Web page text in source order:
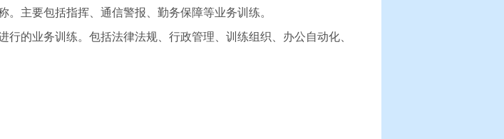
主要包括指挥、通信警报、勤务保障等业务训练。
的业务训练。包括法律法规、行政管理、训练组织、办公自动化、